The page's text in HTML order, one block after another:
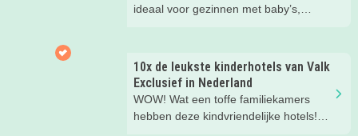
ideaal voor gezinnen met baby’s,
10x de leukste kinderhotels van Valk
Exclusief in Nederland
WOW! Wat een toffe familiekamers
hebben deze kindvriendelijke hotels!